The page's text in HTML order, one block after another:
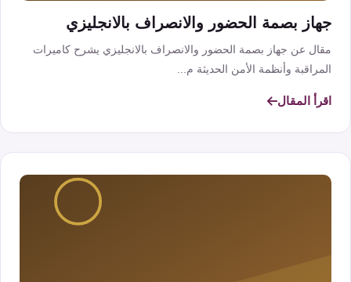
جهاز بصمة الحضور والانصراف بالانجليزي
مقال عن جهاز بصمة الحضور والانصراف بالانجليزي يشرح كاميرات
المراقبة وأنظمة الأمن الحديثة م...
اقرأ المقال